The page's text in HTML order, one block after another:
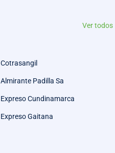
Ver todos
Cotrasangil
Almirante Padilla Sa
Expreso Cundinamarca
Expreso Gaitana